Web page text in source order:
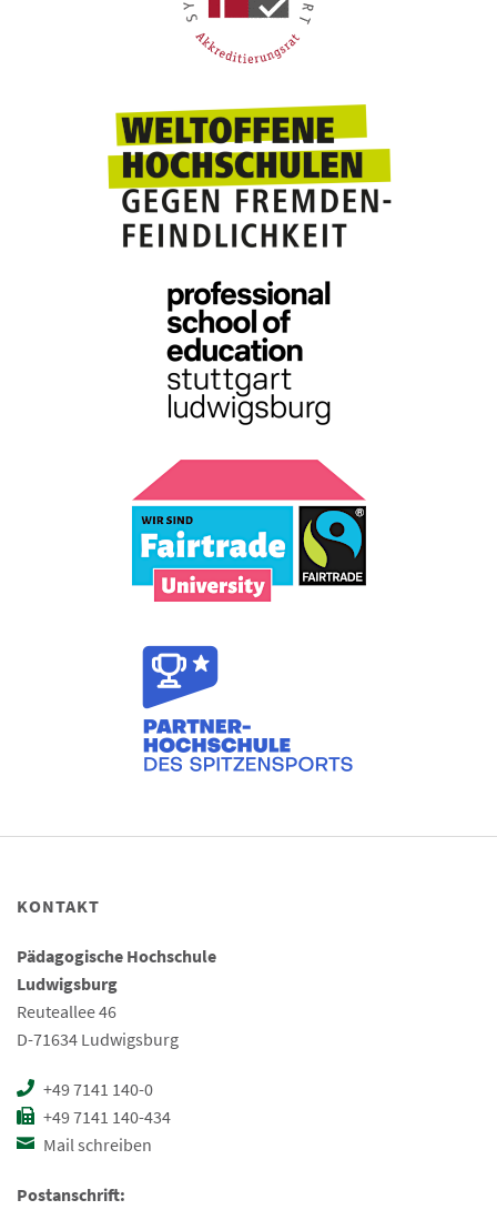
KONTAKT
Pädagogische Hochschule
Ludwigsburg
Reuteallee 46
D-71634 Ludwigsburg
+49 7141 140-0
+49 7141 140-434
Mail schreiben
Postanschrift: